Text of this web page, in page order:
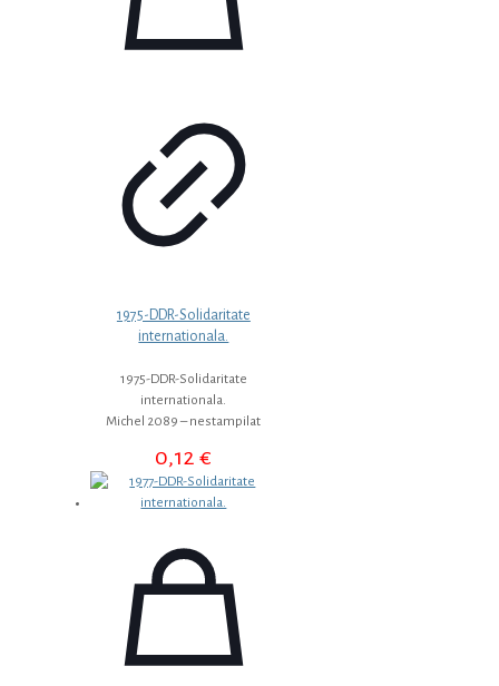
1975-DDR-Solidaritate
internationala.
1975-DDR-Solidaritate
internationala.
Michel 2089 – nestampilat
0,12€